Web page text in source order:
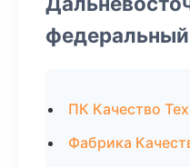
федеральный
ПК Качество
Фабрика